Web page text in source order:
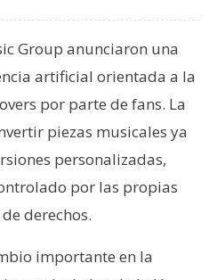
Group anunciaron una
artificial orientada a la
por parte de fans. La
piezas musicales ya
personalizadas,
por las propias
derechos.
importante en la